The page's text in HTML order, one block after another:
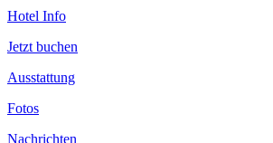
Hotel Info
Jetzt buchen
Ausstattung
Fotos
Nachrichten